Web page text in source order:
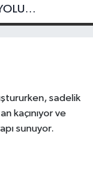
sadelik
kaçınıyor ve
sunuyor.